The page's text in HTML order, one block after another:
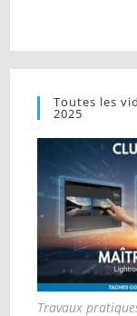
Toutes les
2025
Travaux